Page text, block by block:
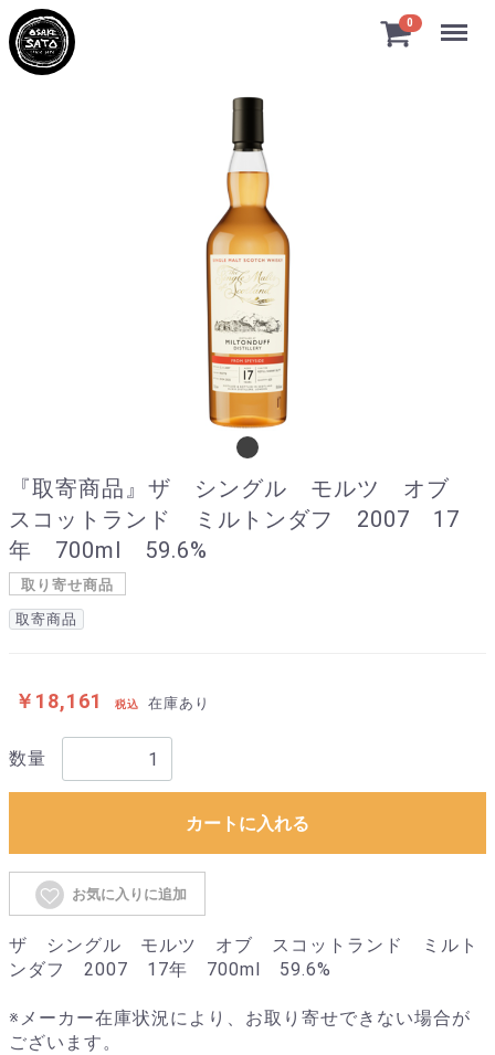
0 Menu
『取寄商品』ザ シングル モルツ オブ
スコットランド ミルトンダフ 2007 17
年 700ml 59.6%
取り寄せ商品
取寄商品
￥18,161 税込 在庫あり
数量
カートに入れる
お気に入りに追加
ザ シングル モルツ オブ スコットランド ミルト
ンダフ 2007 17年 700ml 59.6%
※メーカー在庫状況により、お取り寄せできない場合が
ございます。